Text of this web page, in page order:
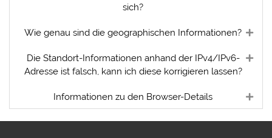
sich?
Wie genau sind die geographischen Informationen?
Die Standort-Informationen anhand der IPv4/IPv6-
Adresse ist falsch, kann ich diese korrigieren lassen?
Informationen zu den Browser-Details